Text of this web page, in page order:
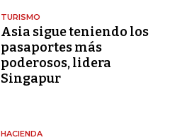
TURISMO
Asia sigue teniendo los
pasaportes más
poderosos, lidera
Singapur
HACIENDA